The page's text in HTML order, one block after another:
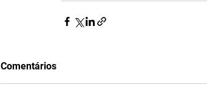
Comentários